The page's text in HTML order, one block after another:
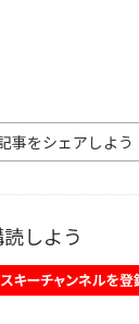
事をシェアしよう
しよう